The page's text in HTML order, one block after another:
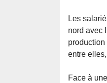
Les
nord avec
production
entre
Face à